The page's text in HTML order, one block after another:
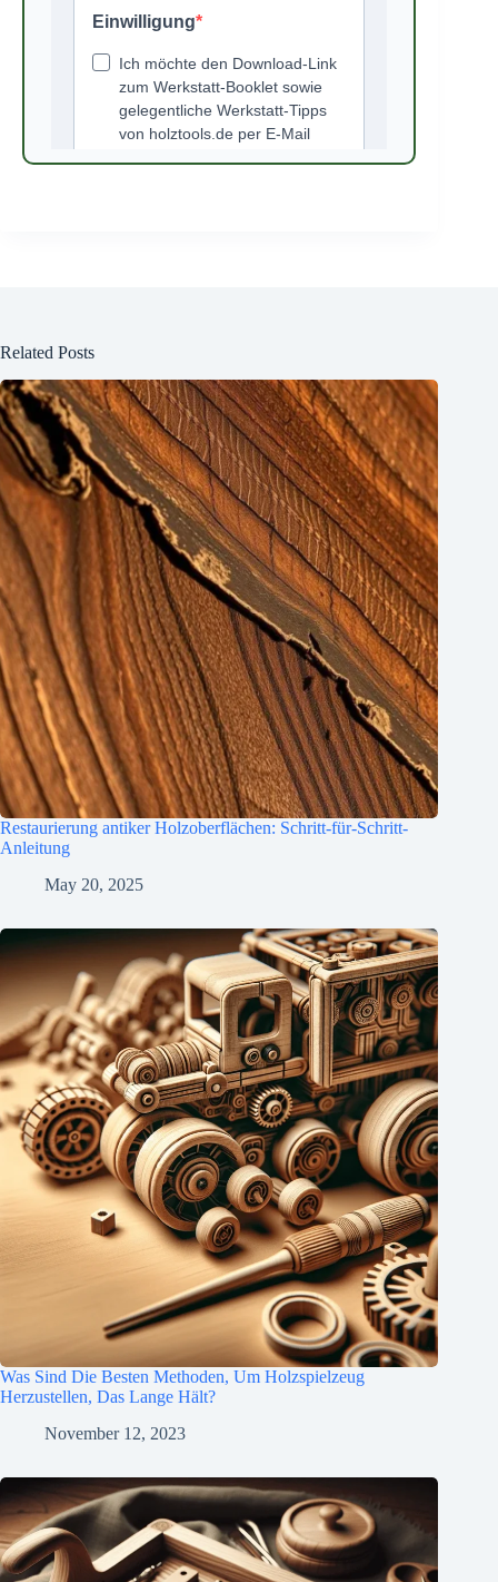
Related Posts
Restaurierung antiker Holzoberflächen: Schritt-für-Schritt-
Anleitung
May 20, 2025
Was Sind Die Besten Methoden, Um Holzspielzeug
Herzustellen, Das Lange Hält?
November 12, 2023